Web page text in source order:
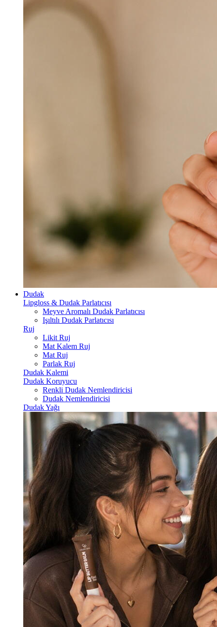
Dudak
Lipgloss & Dudak Parlatıcısı
Meyve Aromalı Dudak Parlatıcısı
Işıltılı Dudak Parlatıcısı
Ruj
Likit Ruj
Mat Kalem Ruj
Mat Ruj
Parlak Ruj
Dudak Kalemi
Dudak Koruyucu
Renkli Dudak Nemlendiricisi
Dudak Nemlendiricisi
Dudak Yağı